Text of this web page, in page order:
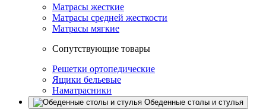
Матрасы жесткие
Матрасы средней жесткости
Матрасы мягкие
Сопутствующие товары
Решетки ортопедические
Ящики бельевые
Наматрасники
Обеденные столы и стулья